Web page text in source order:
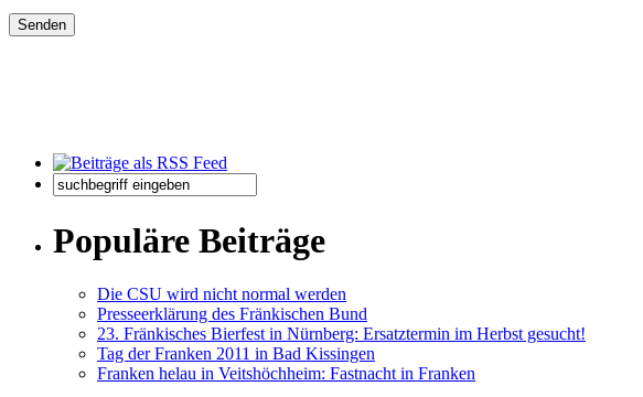
Populäre Beiträge
Die CSU wird nicht normal werden
Presseerklärung des Fränkischen Bund
23. Fränkisches Bierfest in Nürnberg: Ersatztermin im Herbst gesucht!
Tag der Franken 2011 in Bad Kissingen
Franken helau in Veitshöchheim: Fastnacht in Franken